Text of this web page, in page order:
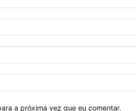
a próxima vez que eu comentar.